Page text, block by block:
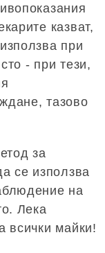
казват,
при
- при тези,
тазово
за
се използва
на
Лека
всички майки!